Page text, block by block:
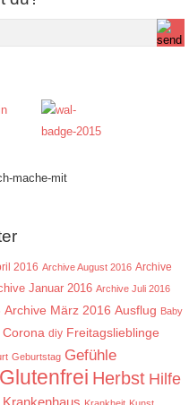
2016 Archive August 2016 Archive
Januar 2016 Archive Juli 2016
Archive März 2016 Ausflug Baby
Corona diy Freitagslieblinge
Geburtstag Gefühle
Glutenfrei Herbst Hilfe
Krankenhaus